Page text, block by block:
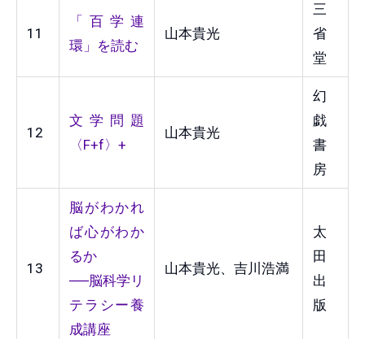
11
「百学連
環」を読む
山本貴光
三
省
堂
12
文学問題
〈F+f〉+
山本貴光
幻
戯
書
房
13
脳がわかれ
ば心がわか
るか
──脳科学リ
テラシー養
成講座
山本貴光、吉川浩満
太
田
出
版